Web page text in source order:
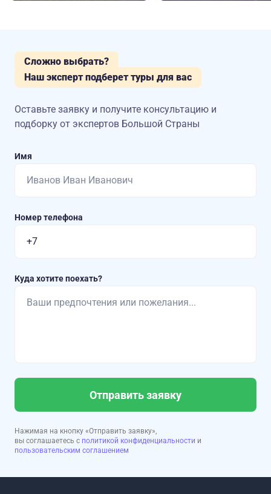
Сложно выбрать?
Наш эксперт подберет туры для вас
Оставьте заявку и получите консультацию и
подборку от экспертов Большой Страны
Имя
Номер телефона
Куда хотите поехать?
Отправить заявку
Нажимая на кнопку «Отправить заявку»,
вы соглашаетесь с политикой конфиденциальности и
пользовательским соглашением